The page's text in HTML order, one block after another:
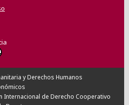
y Derechos Humanos
Internacional de Derecho Cooperativo